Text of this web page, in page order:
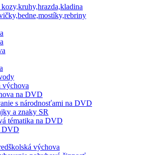
výchova
na DVD
s národnosťami na DVD
a znaky SR
tématika na DVD
DVD
výchova